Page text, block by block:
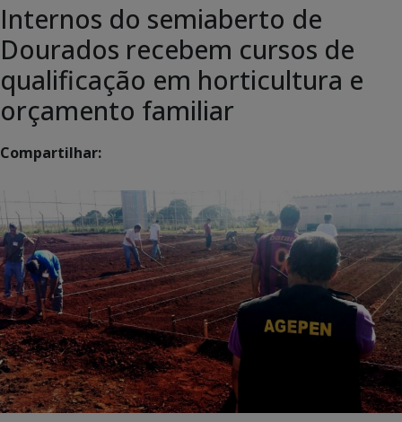
Internos do semiaberto de
Dourados recebem cursos de
qualificação em horticultura e
orçamento familiar
Compartilhar: